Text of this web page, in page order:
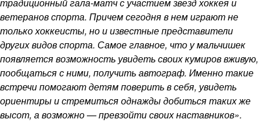
ветеранов спорта. Причем сегодня в нем играют не
только хоккеисты, но и известные представители
других видов спорта. Самое главное, что у мальчишек
появляется возможность увидеть своих кумиров вживую,
пообщаться с ними, получить автограф. Именно такие
встречи помогают детям поверить в себя, увидеть
ориентиры и стремиться однажды добиться таких же
высот, а возможно — превзойти своих наставников».